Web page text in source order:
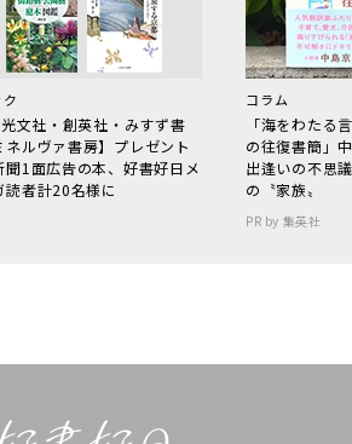
光文社・創英社・みすず書
ネルヴァ書房】プレゼント
聞1面広告の本、好書好日メ
読者計20名様に
コラム
「海をわた
の往復書簡」
出逢いの不思
の〝家族〟
PR by 集英社